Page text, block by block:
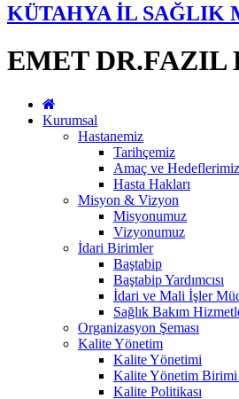
KÜTAHYA İL SAĞLIK
EMET DR.FAZIL
Kurumsal
Hastanemiz
Tarihçemiz
Amaç ve Hedeflerimiz
Hasta Hakları
Misyon & Vizyon
Misyonumuz
Vizyonumuz
İdari Birimler
Baştabip
Baştabip Yardımcısı
İdari ve Mali İşler
Sağlık Bakım
Organizasyon Şeması
Kalite Yönetim
Kalite Yönetimi
Kalite Yönetim
Kalite Politikası